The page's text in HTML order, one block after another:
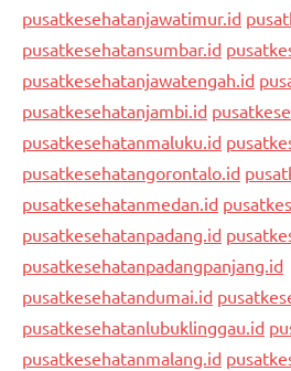
pusatkesehatanjawatimur.id
pusatkesehatansumbar.id
pusatkesehatanjawatengah.id
pusatkesehatanjambi.id
pusatkesehatanmaluku.id
pusatkesehatangorontalo.id
pusatkesehatanmedan.id
pusatkesehatanpadang.id
pusatkesehatanpadangpanjang.id
pusatkesehatandumai.id
pusatkesehatanlubuklinggau.id
pusatkesehatanmalang.id